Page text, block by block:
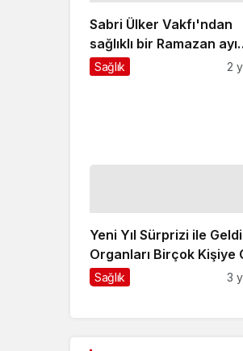
Sabri Ülker Vakfı'ndan
sağlıklı bir Ramazan ayı
geçirmek için ipuçları
Sağlık 2
Yeni Yıl Sürprizi ile
Organları Birçok Kişiye
Oldu!
Sağlık 3